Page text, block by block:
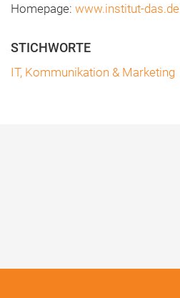
Homepage: www.institut-das.de
IT, Kommunikation & Marketing